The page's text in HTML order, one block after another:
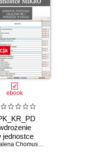
ebook
jednostce
MIKRO
Magdalena Chomuszko